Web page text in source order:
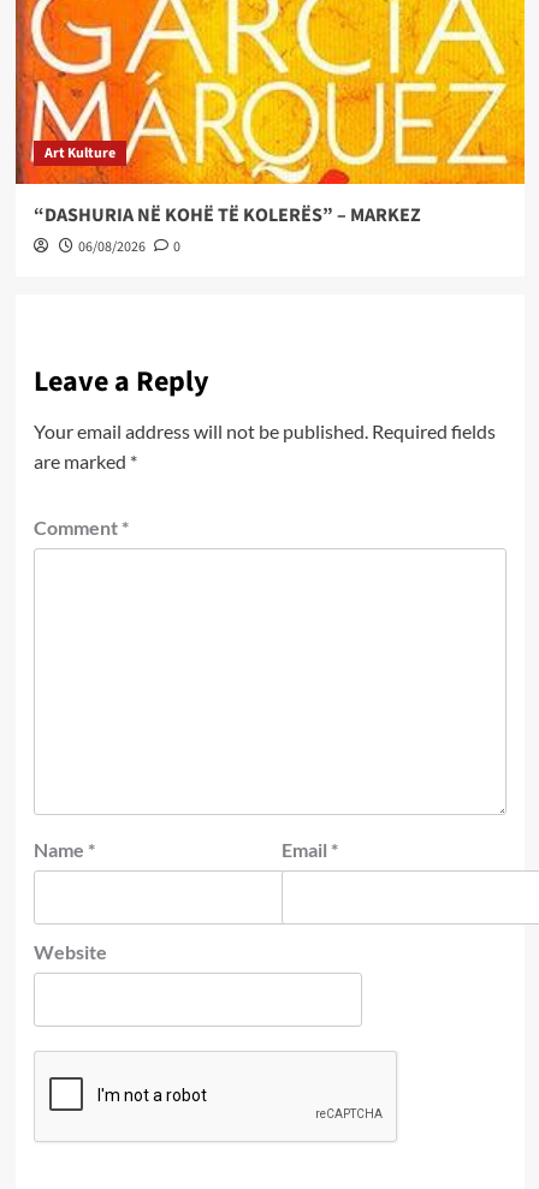
Art Kulture
“DASHURIA NË KOHË TË KOLERËS” – MARKEZ
06/08/2026 0
Leave a Reply
Your email address will not be published. Required fields
are marked *
Comment *
Name * Email *
Website